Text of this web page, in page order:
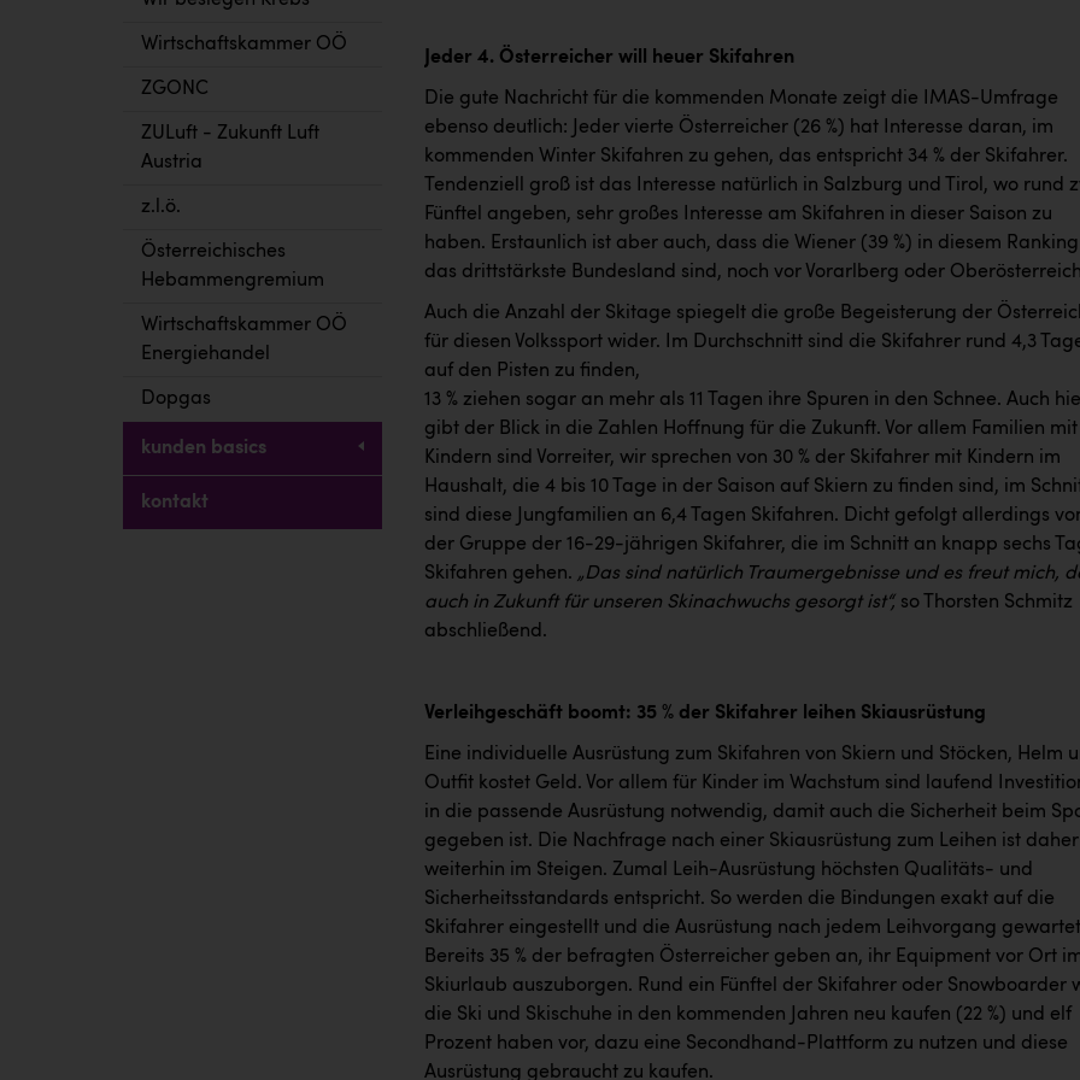
Wirtschaftskammer OÖ
ZGONC
ZULuft - Zukunft Luft
Austria
z.l.ö.
Österreichisches
Hebammengremium
Wirtschaftskammer OÖ
Energiehandel
Dopgas
kunden basics
kontakt
Jeder 4. Österreicher will heuer Skifahren
Die gute Nachricht für die kommenden Monate zeigt die IMAS-Umfrage
ebenso deutlich: Jeder vierte Österreicher (26 %) hat Interesse daran, im
kommenden Winter Skifahren zu gehen, das entspricht 34 % der Skifahrer.
Tendenziell groß ist das Interesse natürlich in Salzburg und Tirol, wo rund
Fünftel angeben, sehr großes Interesse am Skifahren in dieser Saison zu
haben. Erstaunlich ist aber auch, dass die Wiener (39 %) in diesem Ranking
das drittstärkste Bundesland sind, noch vor Vorarlberg oder
Auch die Anzahl der Skitage spiegelt die große Begeisterung der
für diesen Volkssport wider. Im Durchschnitt sind die Skifahrer rund 4,3
auf den Pisten zu finden,
13 % ziehen sogar an mehr als 11 Tagen ihre Spuren in den Schnee. Auch
gibt der Blick in die Zahlen Hoffnung für die Zukunft. Vor allem Familien mit
Kindern sind Vorreiter, wir sprechen von 30 % der Skifahrer mit Kindern im
Haushalt, die 4 bis 10 Tage in der Saison auf Skiern zu finden sind, im
sind diese Jungfamilien an 6,4 Tagen Skifahren. Dicht gefolgt allerdings
der Gruppe der 16-29-jährigen Skifahrer, die im Schnitt an knapp sechs
Skifahren gehen. „Das sind natürlich Traumergebnisse und es freut mich,
auch in Zukunft für unseren Skinachwuchs gesorgt ist“, so Thorsten Schmitz
abschließend.
Verleihgeschäft boomt: 35 % der Skifahrer leihen Skiausrüstung
Eine individuelle Ausrüstung zum Skifahren von Skiern und Stöcken, Helm
Outfit kostet Geld. Vor allem für Kinder im Wachstum sind laufend
in die passende Ausrüstung notwendig, damit auch die Sicherheit beim
gegeben ist. Die Nachfrage nach einer Skiausrüstung zum Leihen ist daher
weiterhin im Steigen. Zumal Leih-Ausrüstung höchsten Qualitäts- und
Sicherheitsstandards entspricht. So werden die Bindungen exakt auf die
Skifahrer eingestellt und die Ausrüstung nach jedem Leihvorgang
Bereits 35 % der befragten Österreicher geben an, ihr Equipment vor Ort
Skiurlaub auszuborgen. Rund ein Fünftel der Skifahrer oder Snowboarder
die Ski und Skischuhe in den kommenden Jahren neu kaufen (22 %) und elf
Prozent haben vor, dazu eine Secondhand-Plattform zu nutzen und diese
Ausrüstung gebraucht zu kaufen.